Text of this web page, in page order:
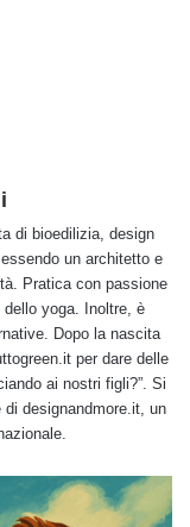
di bioedilizia, design
un architetto e
Pratica con passione
yoga. Inoltre, è
Dopo la nascita
per dare delle
ai nostri figli?”. Si
designandmore.it, un